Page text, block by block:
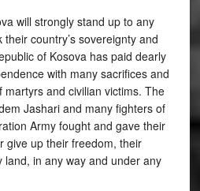
strongly stand up to any
country’s sovereignty and
of Kosova has paid dearly
with many sacrifices and
and civilian victims. The
Jashari and many fighters of
Army fought and gave their
give up their freedom, their
land, in any way and under any